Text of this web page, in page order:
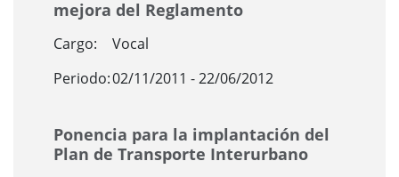
mejora del Reglamento
Cargo:
Vocal
Periodo:02/11/2011 - 22/06/2012
Ponencia para la implantación del
Plan de Transporte Interurbano